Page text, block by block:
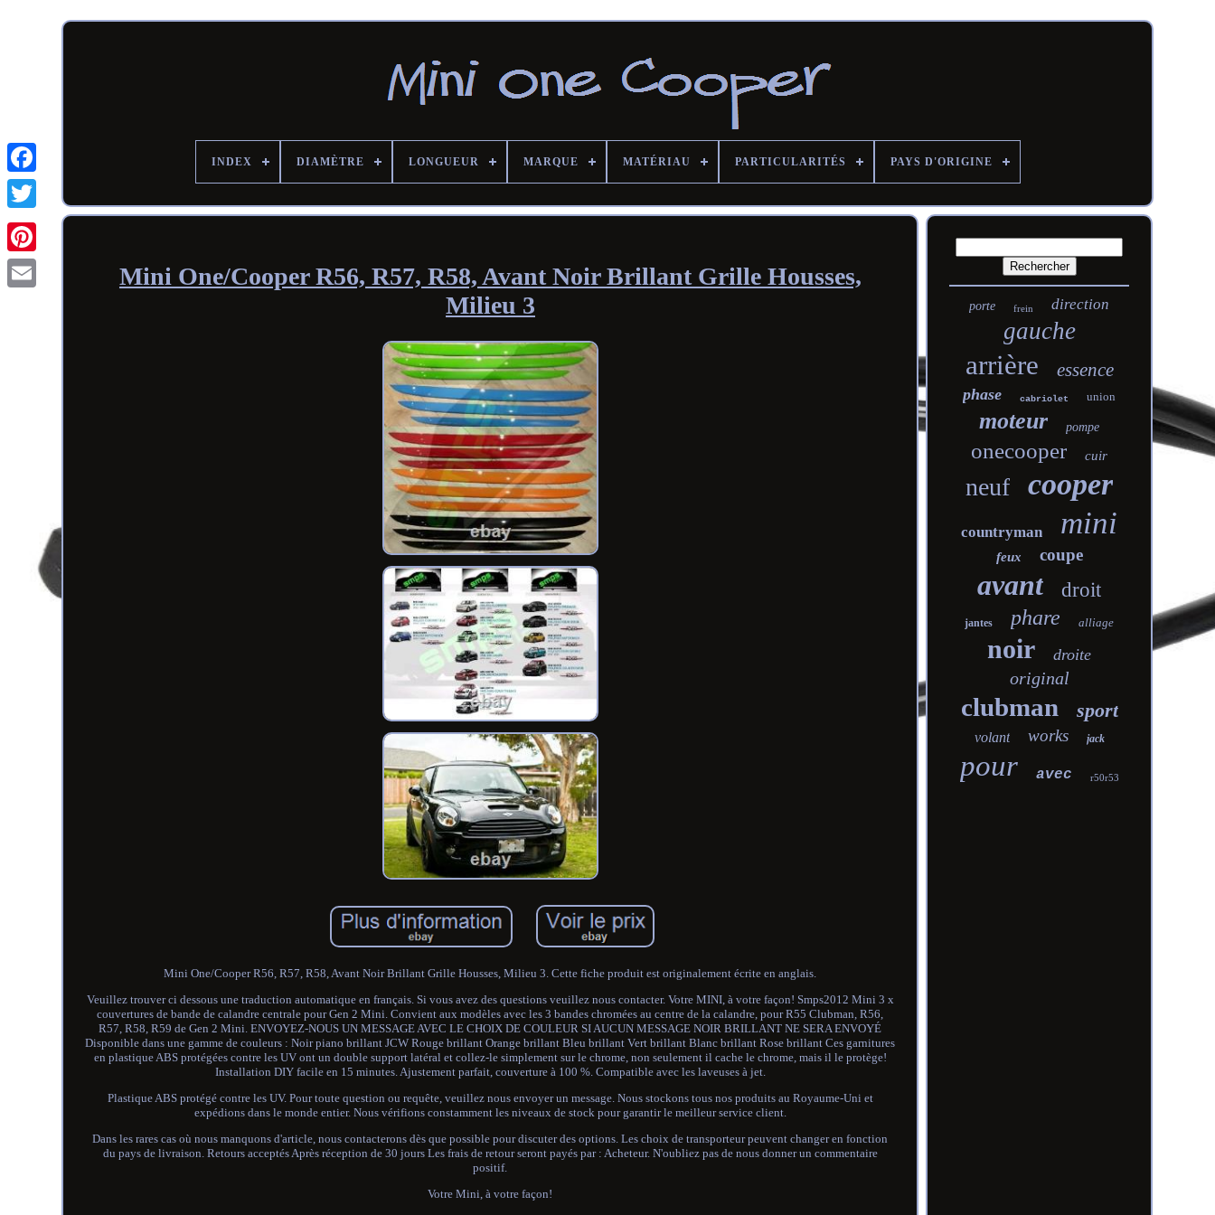
INDEX DIAMÈTRE LONGUEUR MARQUE MATÉRIAU PARTICULARITÉS PAYS D'ORIGINE
Mini One/Cooper R56, R57, R58, Avant Noir Brillant Grille Housses,
Milieu 3
Mini One/Cooper R56, R57, R58, Avant Noir Brillant Grille Housses, Milieu 3. Cette fiche produit est originalement écrite en anglais.
Veuillez trouver ci dessous une traduction automatique en français. Si vous avez des questions veuillez nous contacter. Votre MINI, à votre façon! Smps2012 Mini 3 x
couvertures de bande de calandre centrale pour Gen 2 Mini. Convient aux modèles avec les 3 bandes chromées au centre de la calandre, pour R55 Clubman, R56,
R57, R58, R59 de Gen 2 Mini. ENVOYEZ-NOUS UN MESSAGE AVEC LE CHOIX DE COULEUR SI AUCUN MESSAGE NOIR BRILLANT NE SERA ENVOYÉ
Disponible dans une gamme de couleurs : Noir piano brillant JCW Rouge brillant Orange brillant Bleu brillant Vert brillant Blanc brillant Rose brillant Ces garnitures
en plastique ABS protégées contre les UV ont un double support latéral et collez-le simplement sur le chrome, non seulement il cache le chrome, mais il le protège!
Installation DIY facile en 15 minutes. Ajustement parfait, couverture à 100 %. Compatible avec les laveuses à jet.
Plastique ABS protégé contre les UV. Pour toute question ou requête, veuillez nous envoyer un message. Nous stockons tous nos produits au Royaume-Uni et
expédions dans le monde entier. Nous vérifions constamment les niveaux de stock pour garantir le meilleur service client.
Dans les rares cas où nous manquons d'article, nous contacterons dès que possible pour discuter des options. Les choix de transporteur peuvent changer en fonction
du pays de livraison. Retours acceptés Après réception de 30 jours Les frais de retour seront payés par : Acheteur. N'oubliez pas de nous donner un commentaire
positif.
Votre Mini, à votre façon!
porte frein direction
gauche
arrière essence
phase cabriolet union
moteur pompe
onecooper cuir
neuf cooper
countryman mini
feux coupe
avant droit
jantes phare alliage
noir droite
original
clubman sport
volant works jack
pour avec r50r53